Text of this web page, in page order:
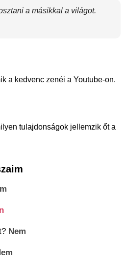
a másikkal a világot.
a kedvenc zenéi a Youtube-on.
tulajdonságok jellemzik őt a
Nem